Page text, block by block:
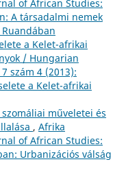
of African Studies:
A társadalmi nemek
a Kelet-afrikai
/ Hungarian
szám 4 (2013):
a Kelet-afrikai
műveletei és
, Afrika
of African Studies:
Urbanizációs válság